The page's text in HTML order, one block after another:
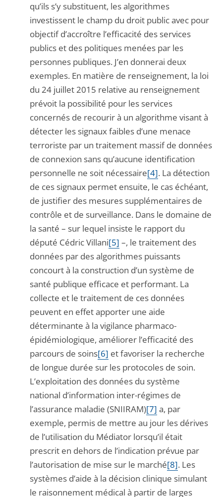
qu’ils s’y substituent, les algorithmes
investissent le champ du droit public avec pour
objectif d’accroître l’efficacité des services
publics et des politiques menées par les
personnes publiques. J’en donnerai deux
exemples. En matière de renseignement, la loi
du 24 juillet 2015 relative au renseignement
prévoit la possibilité pour les services
concernés de recourir à un algorithme visant à
détecter les signaux faibles d’une menace
terroriste par un traitement massif de données
de connexion sans qu’aucune identification
personnelle ne soit nécessaire[4]. La détection
de ces signaux permet ensuite, le cas échéant,
de justifier des mesures supplémentaires de
contrôle et de surveillance. Dans le domaine de
la santé – sur lequel insiste le rapport du
député Cédric Villani[5] –, le traitement des
données par des algorithmes puissants
concourt à la construction d’un système de
santé publique efficace et performant. La
collecte et le traitement de ces données
peuvent en effet apporter une aide
déterminante à la vigilance pharmaco-
épidémiologique, améliorer l’efficacité des
parcours de soins[6] et favoriser la recherche
de longue durée sur les protocoles de soin.
L’exploitation des données du système
national d’information inter-régimes de
l’assurance maladie (SNIIRAM)[7] a, par
exemple, permis de mettre au jour les dérives
de l’utilisation du Médiator lorsqu’il était
prescrit en dehors de l’indication prévue par
l’autorisation de mise sur le marché[8]. Les
systèmes d’aide à la décision clinique simulant
le raisonnement médical à partir de larges